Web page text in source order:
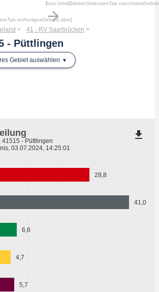
arrow_forward
41 - RV Saarbrücken
- Püttlingen
Gebiet auswählen
28,8
41,0
6,6
4,7
5,7
41515 - Püttlingen
03.07.2024, 14:25:01
file_download